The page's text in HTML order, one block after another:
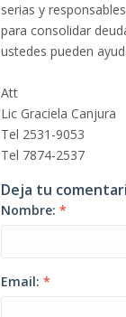
serias y
para consolidar
ustedes pueden
Att
Lic Graciela Canjura
Tel 2531-9053
Tel 7874-2537
Deja tu
Nombre: *
Email: *